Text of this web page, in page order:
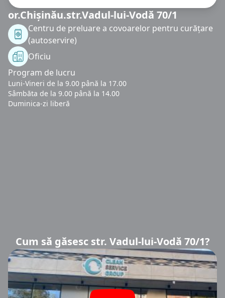
or.Chișinău.str.Vadul-lui-Vodă 70/1
Centru de preluare a covoarelor pentru curățare
(autoservire)
Oficiu
Program de lucru
Luni-Vineri de la 9.00 până la 17.00
Sâmbăta de la 9.00 până la 14.00
Duminica-zi liberă
Cum să găsesc str. Vadul-lui-Vodă 70/1?